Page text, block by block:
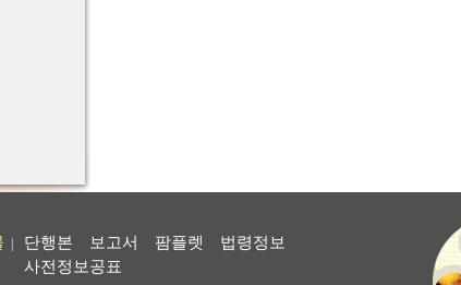
단행본 보고서 팜플렛
법령정보
사전정보공표